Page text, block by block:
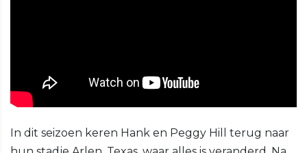
In dit seizoen keren Hank en Peggy Hill terug naar